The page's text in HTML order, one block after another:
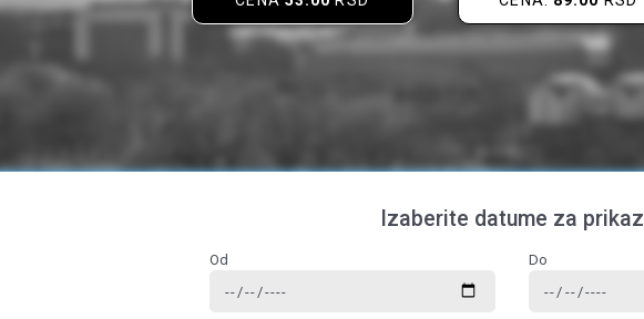
Izaberite datume za prikaz
Od Do